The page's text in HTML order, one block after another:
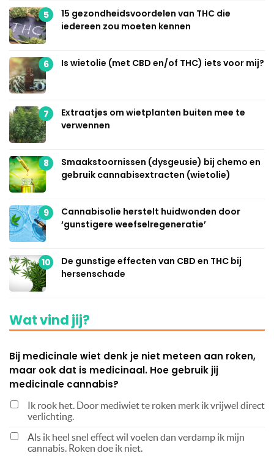
5
15 gezondheidsvoordelen van THC die
iedereen zou moeten kennen
6 Is wietolie (met CBD en/of THC) iets voor mij?
7
Extraatjes om wietplanten buiten mee te
verwennen
8
Smaakstoornissen (dysgeusie) bij chemo en
gebruik cannabisextracten (wietolie)
9
Cannabisolie herstelt huidwonden door
‘gunstigere weefselregeneratie’
10
De gunstige effecten van CBD en THC bij
hersenschade
Wat vind jij?
Bij medicinale wiet denk je niet meteen aan roken,
maar ook dat is medicinaal. Hoe gebruik jij
medicinale cannabis?
Ik rook het. Door mediwiet te roken merk ik vrijwel direct
verlichting.
Als ik heel snel effect wil voelen dan verdamp ik mijn
cannabis. Roken doe ik niet.